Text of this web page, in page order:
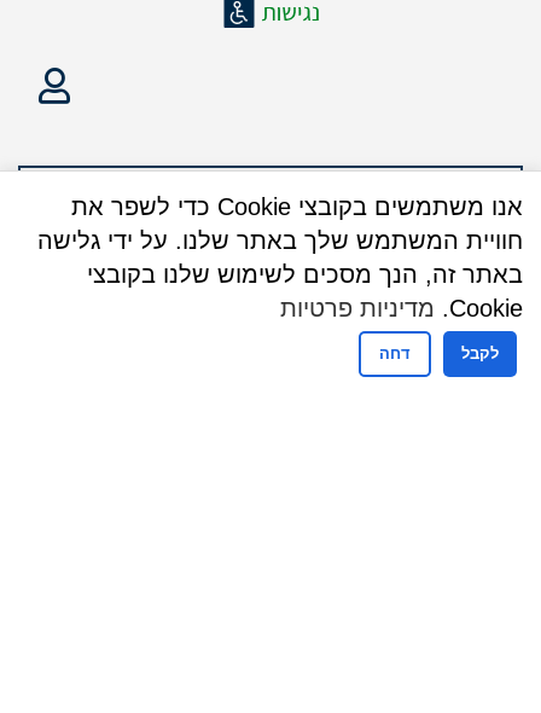
אנו משתמשים בקובצי Cookie כדי לשפר את
חוויית המשתמש שלך באתר שלנו. על ידי גלישה
באתר זה, הנך מסכים לשימוש שלנו בקובצי
Cookie.
מדיניות פרטיות
לקבל דחה